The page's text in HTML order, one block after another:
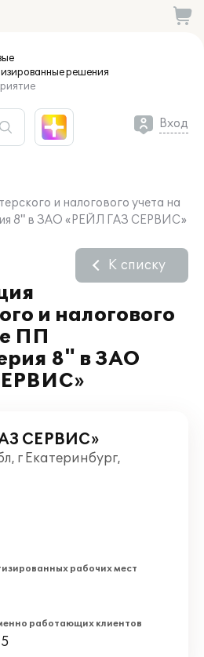
решения
Вход
и налогового учета на
8" в ЗАО «РЕЙЛ ГАЗ СЕРВИС»
и налогового
ПП
8" в ЗАО
К списку
СЕРВИС»
г Екатеринбург,
рабочих мест
работающих клиентов